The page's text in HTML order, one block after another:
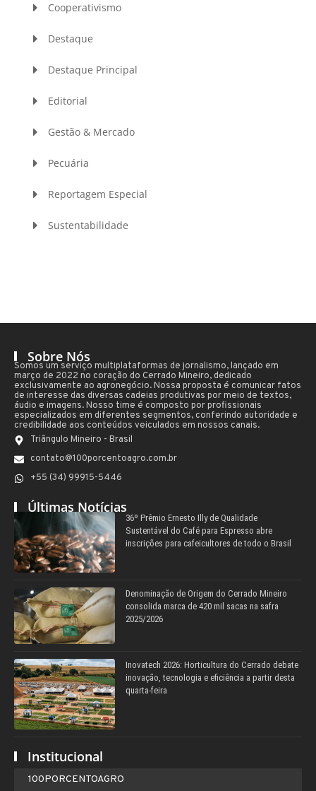
Cooperativismo
Destaque
Destaque Principal
Editorial
Gestão & Mercado
Pecuária
Reportagem Especial
Sustentabilidade
Sobre Nós
Somos um serviço multiplataformas de jornalismo, lançado em
março de 2022 no coração do Cerrado Mineiro, dedicado
exclusivamente ao agronegócio. Nossa proposta é comunicar fatos
de interesse das diversas cadeias produtivas por meio de textos,
áudio e imagens. Nosso time é composto por profissionais
especializados em diferentes segmentos, conferindo autoridade e
credibilidade aos conteúdos veiculados em nossos canais.
Triângulo Mineiro - Brasil
contato@100porcentoagro.com.br
+55 (34) 99915-5446
Últimas Notícias
36º Prêmio Ernesto Illy de Qualidade
Sustentável do Café para Espresso abre
inscrições para cafeicultores de todo o Brasil
Denominação de Origem do Cerrado Mineiro
consolida marca de 420 mil sacas na safra
2025/2026
Inovatech 2026: Horticultura do Cerrado debate
inovação, tecnologia e eficiência a partir desta
quarta-feira
Institucional
100PORCENTOAGRO